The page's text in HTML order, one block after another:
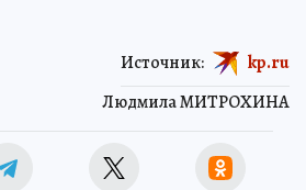
Людмила МИТРОХИНА
Источник: kp.ru